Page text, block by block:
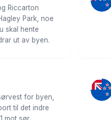
Riccarton
Park, noe
skal hente
ut av byen.
for byen,
til det indre